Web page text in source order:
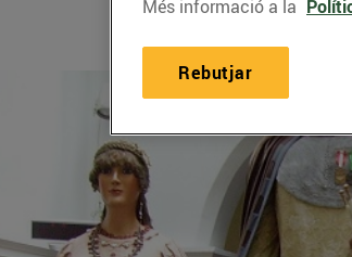
Més informació a la
Rebutjar